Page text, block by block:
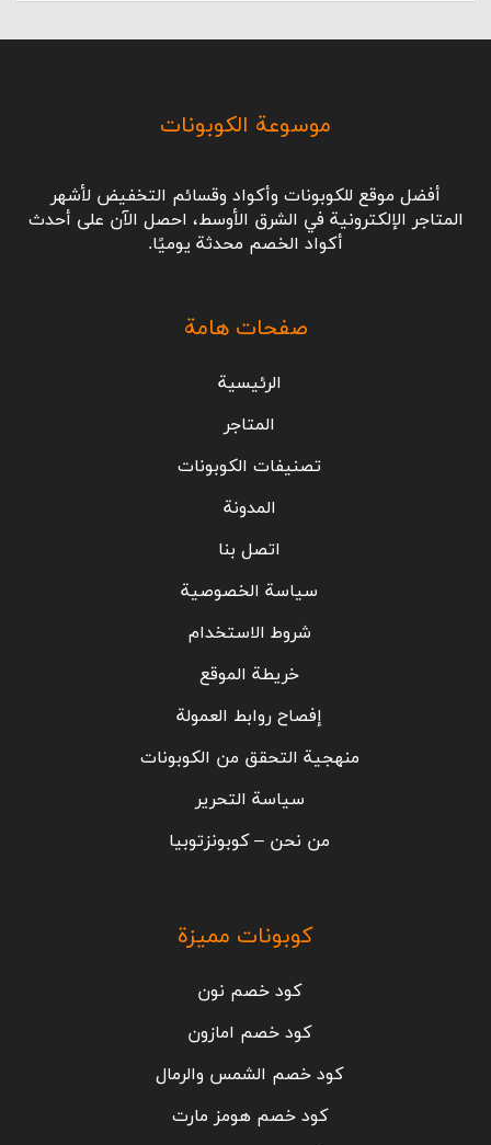
موسوعة الكوبونات
أفضل موقع للكوبونات وأكواد وقسائم التخفيض لأشهر
المتاجر الإلكترونية في الشرق الأوسط، احصل الآن على أحدث
أكواد الخصم محدثة يوميًا.
صفحات هامة
الرئيسية
المتاجر
تصنيفات الكوبونات
المدونة
اتصل بنا
سياسة الخصوصية
شروط الاستخدام
خريطة الموقع
إفصاح روابط العمولة
منهجية التحقق من الكوبونات
سياسة التحرير
من نحن – كوبونزتوبيا
كوبونات مميزة
كود خصم نون
كود خصم امازون
كود خصم الشمس والرمال
كود خصم هومز مارت